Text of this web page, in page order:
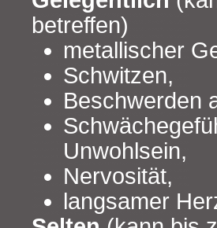
betreffen)
metallischer
Schwitzen,
Beschwerden
Unwohlsein,
Nervosität,
langsamer